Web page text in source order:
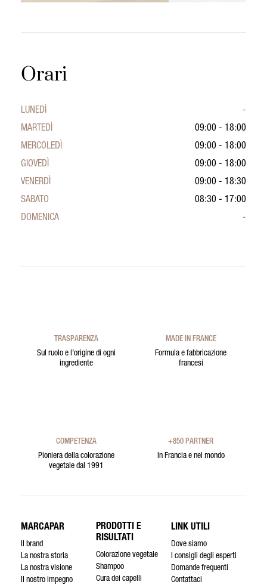
Orari
LUNEDÌ
-
MARTEDÌ
09:00 - 18:00
MERCOLEDÌ
09:00 - 18:00
GIOVEDÌ
09:00 - 18:00
VENERDÌ
09:00 - 18:30
SABATO
08:30 - 17:00
DOMENICA
-
TRASPARENZA
Sul ruolo e l’origine di ogni
ingrediente
MADE IN FRANCE
Formula e fabbricazione
francesi
COMPETENZA
Pioniera della colorazione
vegetale dal 1991
+850 PARTNER
In Francia e nel mondo
MARCAPAR
Il brand
La nostra storia
La nostra visione
Il nostro impegno
PRODOTTI E
RISULTATI
Colorazione vegetale
Shampoo
Cura dei capelli
LINK UTILI
Dove siamo
I consigli degli esperti
Domande frequenti
Contattaci